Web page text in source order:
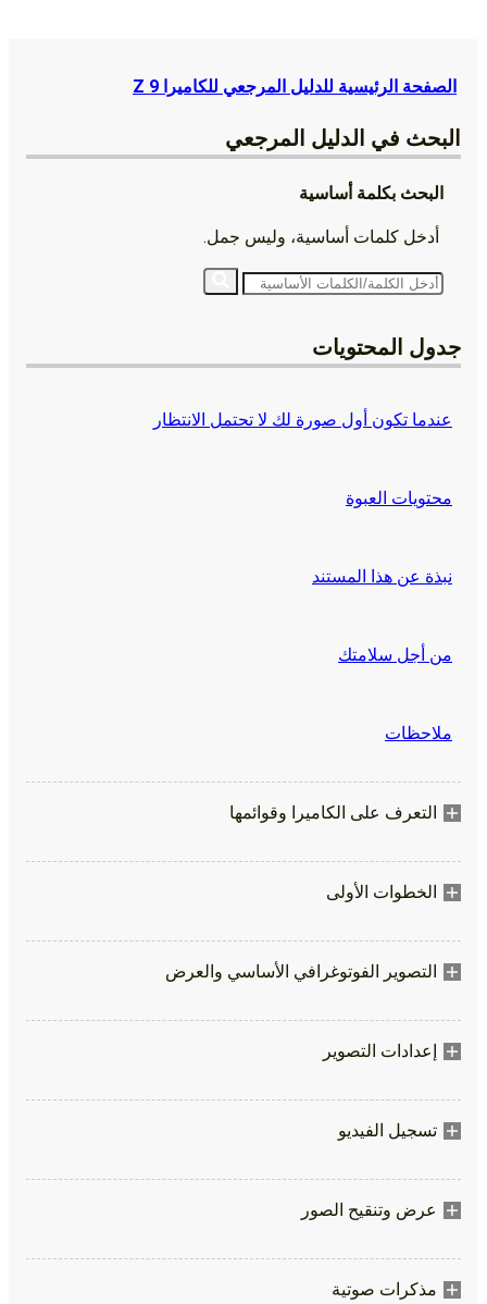
الصفحة الرئيسية للدليل المرجعي للكاميرا Z 9
البحث في الدليل المرجعي
البحث بكلمة أساسية
أدخل كلمات أساسية، وليس جمل.
جدول المحتويات
عندما تكون أول صورة لك لا تحتمل الانتظار
محتويات العبوة
نبذة عن هذا المستند
من أجل سلامتك
ملاحظات
التعرف على الكاميرا وقوائمها
الخطوات الأولى
التصوير الفوتوغرافي الأساسي والعرض
إعدادات التصوير
تسجيل الفيديو
عرض وتنقيح الصور
مذكرات صوتية